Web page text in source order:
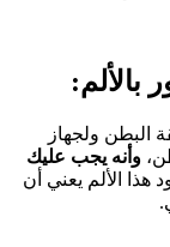
البطن ولجهاز
وأنه يجب عليك
هذا الألم يعني أن